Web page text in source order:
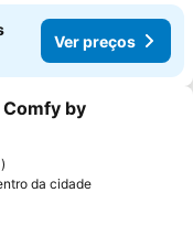
Ver preços
aos favoritos
by
da cidade